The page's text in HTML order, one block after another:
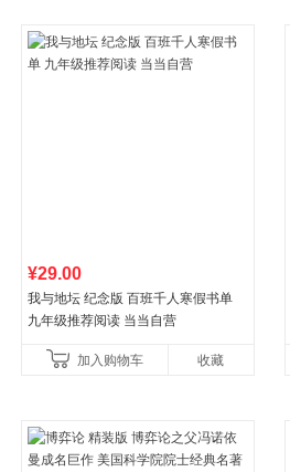
¥29.00
我与地坛 纪念版 百班千人寒假书单
九年级推荐阅读 当当自营
加入购物车 收藏